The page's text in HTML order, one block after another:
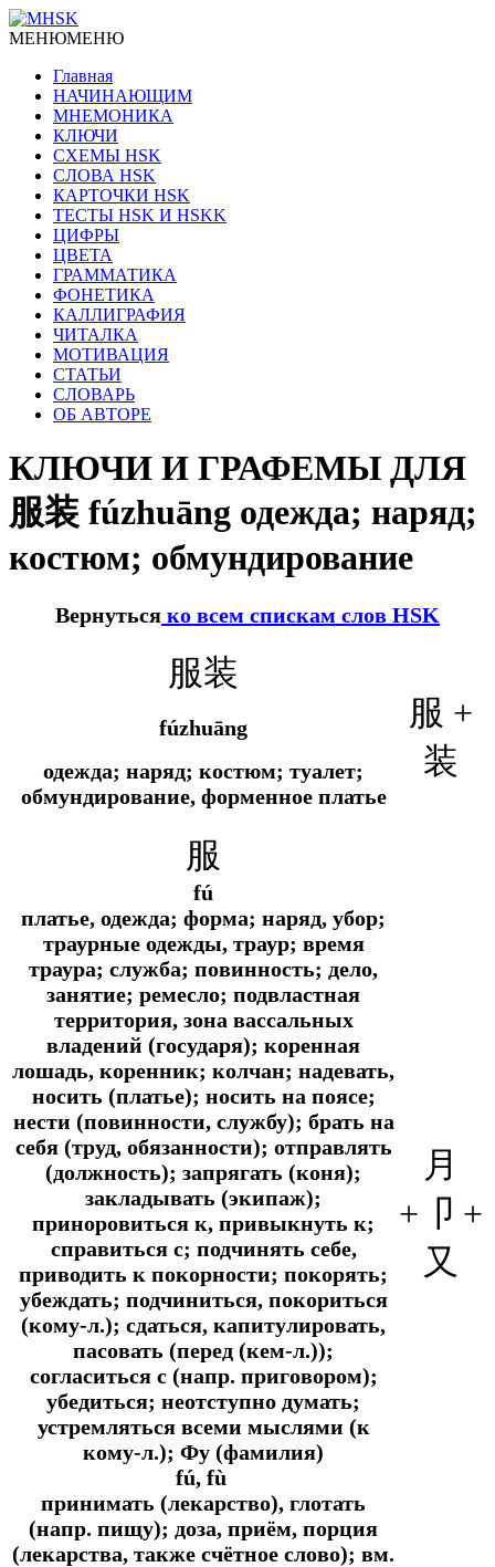
МЕНЮМЕНЮ
Главная
НАЧИНАЮЩИМ
МНЕМОНИКА
КЛЮЧИ
СХЕМЫ HSK
СЛОВА HSK
КАРТОЧКИ HSK
ТЕСТЫ HSK И HSKK
ЦИФРЫ
ЦВЕТА
ГРАММАТИКА
ФОНЕТИКА
КАЛЛИГРАФИЯ
ЧИТАЛКА
МОТИВАЦИЯ
СТАТЬИ
СЛОВАРЬ
ОБ АВТОРЕ
КЛЮЧИ И ГРАФЕМЫ ДЛЯ
服装 fúzhuāng одежда; наряд;
костюм; обмундирование
Вернуться ко всем спискам слов HSK
服装
fúzhuāng
одежда; наряд; костюм; туалет;
обмундирование, форменное платье
服 +
装
服
fú
платье, одежда; форма; наряд, убор;
траурные одежды, траур; время
траура; служба; повинность; дело,
занятие; ремесло; подвластная
территория, зона вассальных
владений (государя); коренная
лошадь, коренник; колчан; надевать,
носить (платье); носить на поясе;
нести (повинности, службу); брать на
себя (труд, обязанности); отправлять
(должность); запрягать (коня);
закладывать (экипаж);
приноровиться к, привыкнуть к;
справиться с; подчинять себе,
приводить к покорности; покорять;
убеждать; подчиниться, покориться
(кому-л.); сдаться, капитулировать,
пасовать (перед (кем-л.));
согласиться с (напр. приговором);
убедиться; неотступно думать;
устремляться всеми мыслями (к
кому-л.); Фу (фамилия)
fú, fù
принимать (лекарство), глотать
(напр. пищу); доза, приём, порция
(лекарства, также счётное слово); вм.
月
+ 卩 +
又